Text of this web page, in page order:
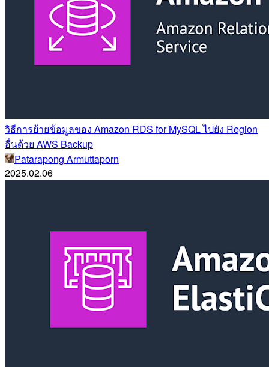
วิธีการย้ายข้อมูลของ Amazon RDS for MySQL ไปยัง Region
อื่นด้วย AWS Backup
Patarapong Armuttaporn
2025.02.06